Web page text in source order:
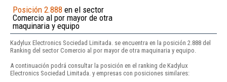
Posición 2.888 en el sector
Comercio al por mayor de otra
maquinaria y equipo
Kadylux Electronics Sociedad Limitada. se encuentra en la posición 2.888 del
Ranking del sector Comercio al por mayor de otra maquinaria y equipo.
A continuación podrá consultar la posición en el ranking de Kadylux
Electronics Sociedad Limitada. y empresas con posiciones similares: